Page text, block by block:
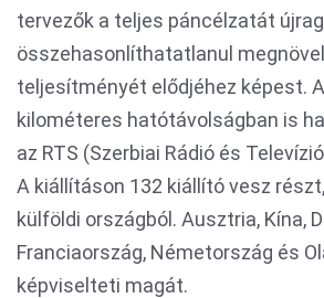
tervezők a teljes páncélzatát
összehasonlíthatatlanul
teljesítményét elődjéhez képest.
kilométeres hatótávolságban is
az RTS (Szerbiai Rádió és
A kiállításon 132 kiállító vesz
külföldi országból. Ausztria, Kína,
Franciaország, Németország és
képviselteti magát.